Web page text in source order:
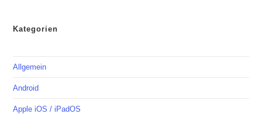
Kategorien
Allgemein
Android
Apple iOS / iPadOS